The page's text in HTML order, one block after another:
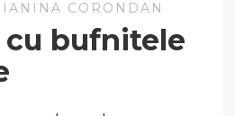
CORONDAN
cu bufnitele